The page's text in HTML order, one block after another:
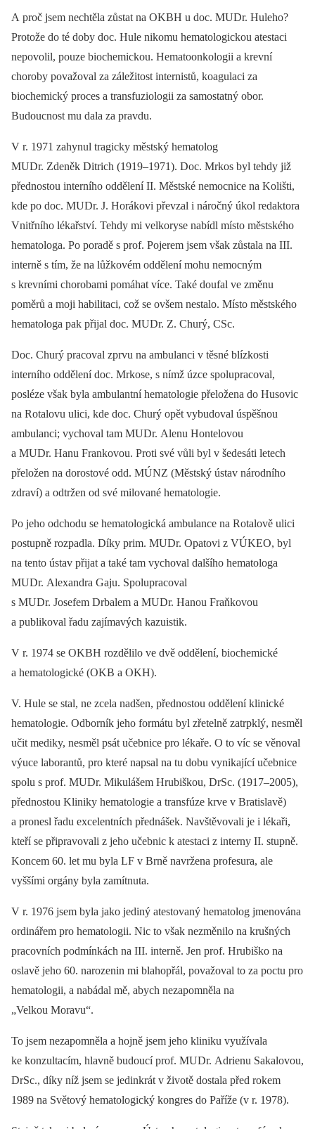
A proč jsem nechtěla zůstat na OKBH u doc. MUDr. Huleho?
Protože do té doby doc. Hule nikomu hematologickou atestaci
nepovolil, pouze biochemickou. Hematoonkologii a krevní
choroby považoval za záležitost internistů, koagulaci za
biochemický proces a transfuziologii za samostatný obor.
Budoucnost mu dala za pravdu.
V r. 1971 zahynul tragicky městský hematolog
MUDr. Zdeněk Ditrich (1919–1971). Doc. Mrkos byl tehdy již
přednostou interního oddělení II. Městské nemocnice na Kolišti,
kde po doc. MUDr. J. Horákovi převzal i náročný úkol redaktora
Vnitřního lékařství. Tehdy mi velkoryse nabídl místo městského
hematologa. Po poradě s prof. Pojerem jsem však zůstala na III.
interně s tím, že na lůžkovém oddělení mohu nemocným
s krevními chorobami pomáhat více. Také doufal ve změnu
poměrů a moji habilitaci, což se ovšem nestalo. Místo městského
hematologa pak přijal doc. MUDr. Z. Churý, CSc.
Doc. Churý pracoval zprvu na ambulanci v těsné blízkosti
interního oddělení doc. Mrkose, s nímž úzce spolupracoval,
posléze však byla ambulantní hematologie přeložena do Husovic
na Rotalovu ulici, kde doc. Churý opět vybudoval úspěšnou
ambulanci; vychoval tam MUDr. Alenu Hontelovou
a MUDr. Hanu Frankovou. Proti své vůli byl v šedesáti letech
přeložen na dorostové odd. MÚNZ (Městský ústav národního
zdraví) a odtržen od své milované hematologie.
Po jeho odchodu se hematologická ambulance na Rotalově ulici
postupně rozpadla. Díky prim. MUDr. Opatovi z VÚKEO, byl
na tento ústav přijat a také tam vychoval dalšího hematologa
MUDr. Alexandra Gaju. Spolupracoval
s MUDr. Josefem Drbalem a MUDr. Hanou Fraňkovou
a publikoval řadu zajímavých kazuistik.
V r. 1974 se OKBH rozdělilo ve dvě oddělení, biochemické
a hematologické (OKB a OKH).
V. Hule se stal, ne zcela nadšen, přednostou oddělení klinické
hematologie. Odborník jeho formátu byl zřetelně zatrpklý, nesměl
učit mediky, nesměl psát učebnice pro lékaře. O to víc se věnoval
výuce laborantů, pro které napsal na tu dobu vynikající učebnice
spolu s prof. MUDr. Mikulášem Hrubiškou, DrSc. (1917–2005),
přednostou Kliniky hematologie a transfúze krve v Bratislavě)
a pronesl řadu excelentních přednášek. Navštěvovali je i lékaři,
kteří se připravovali z jeho učebnic k atestaci z interny II. stupně.
Koncem 60. let mu byla LF v Brně navržena profesura, ale
vyššími orgány byla zamítnuta.
V r. 1976 jsem byla jako jediný atestovaný hematolog jmenována
ordinářem pro hematologii. Nic to však nezměnilo na krušných
pracovních podmínkách na III. interně. Jen prof. Hrubiško na
oslavě jeho 60. narozenin mi blahopřál, považoval to za poctu pro
hematologii, a nabádal mě, abych nezapomněla na
„Velkou Moravu“.
To jsem nezapomněla a hojně jsem jeho kliniku využívala
ke konzultacím, hlavně budoucí prof. MUDr. Adrienu Sakalovou,
DrSc., díky níž jsem se jedinkrát v životě dostala před rokem
1989 na Světový hematologický kongres do Paříže (v r. 1978).